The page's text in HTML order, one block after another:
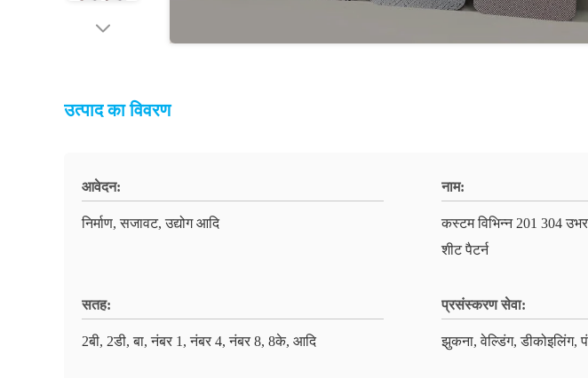
उत्पाद का विवरण
आवेदन:
निर्माण, सजावट, उद्योग आदि
नाम:
कस्टम विभिन्न 201 304
शीट पैटर्न
सतह:
2बी, 2डी, बा, नंबर 1, नंबर 4, नंबर 8, 8के, आदि
प्रसंस्करण सेवा:
झुकना, वेल्डिंग, डीकोइलिंग,